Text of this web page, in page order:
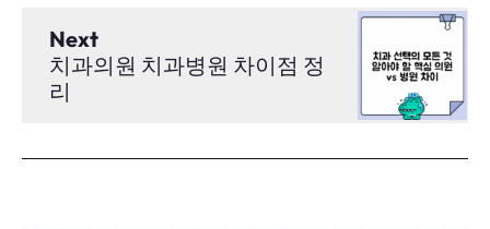
Next
치과의원 치과병원 차이점 정
리